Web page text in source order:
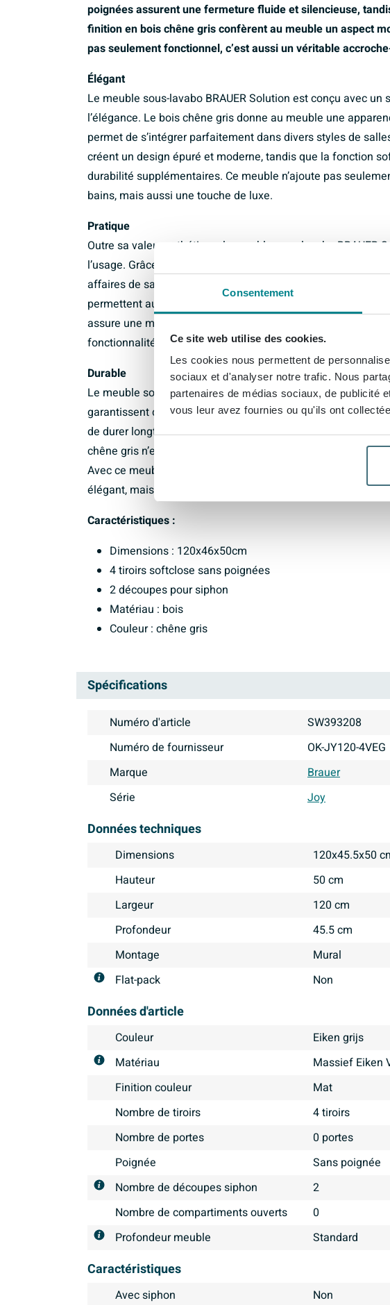
Consentement
Ce site web utilise des cookies.
Les cookies nous permettent de
sociaux et d'analyser notre trafic. Nous
partenaires de médias sociaux, de publicité
vous leur avez fournies ou qu'ils ont
poignées assurent une fermeture fluide et silencieuse,
finition en bois chêne gris confèrent au meuble un aspect
pas seulement fonctionnel, c’est aussi un véritable
Élégant
Le meuble sous-lavabo BRAUER Solution est conçu avec
l’élégance. Le bois chêne gris donne au meuble une
permet de s’intégrer parfaitement dans divers styles de
créent un design épuré et moderne, tandis que la fonction
durabilité supplémentaires. Ce meuble n’ajoute pas
bains, mais aussi une touche de luxe.
Pratique
Outre sa valeur esthétique, le meuble sous-lavabo BRAUER
l’usage. Grâce à ses 4 tiroirs spacieux, il offre suffisamment
affaires de salle de bains, des serviettes aux articles de
permettent au meuble de s’adapter parfaitement à votre
assure une manipulation silencieuse et sûre. Ce meuble
fonctionnalité et confort.
Durable
Le meuble sous-lavabo BRAUER Solution est fabriqué à
garantissent durabilité et qualité. Le cadre en bois est
de durer longtemps et de résister à une utilisation
chêne gris n’est pas seulement agréable à regarder, elle
Avec ce meuble sous-lavabo, vous apportez chez vous un
élégant, mais aussi durable.
Caractéristiques :
Dimensions : 120x46x50cm
4 tiroirs softclose sans poignées
2 découpes pour siphon
Matériau : bois
Couleur : chêne gris
Spécifications
Numéro d'article
SW393208
Numéro de fournisseur
OK-JY120-4VEG
Marque
Brauer
Série
Joy
Données techniques
Dimensions
120x45.5x50
Hauteur
50 cm
Largeur
120 cm
Profondeur
45.5 cm
Montage
Mural
Flat-pack
Non
Données d'article
Couleur
Eiken grijs
Matériau
Massief
Finition couleur
mat
Nombre de tiroirs
4 tiroirs
Nombre de portes
0 portes
Poignée
Sans poignée
Nombre de découpes siphon
2
Nombre de compartiments ouverts
0
Profondeur meuble
Standard
Caractéristiques
Avec siphon Non